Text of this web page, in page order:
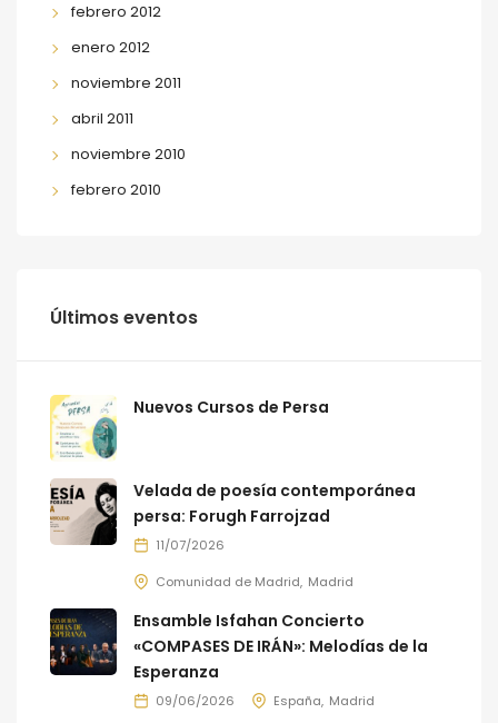
febrero 2012
enero 2012
noviembre 2011
abril 2011
noviembre 2010
febrero 2010
Últimos eventos
Nuevos Cursos de Persa
Velada de poesía contemporánea
persa: Forugh Farrojzad
11/07/2026
Comunidad de Madrid Madrid
Ensamble Isfahan Concierto
«COMPASES DE IRÁN»: Melodías de la
Esperanza
09/06/2026 España Madrid